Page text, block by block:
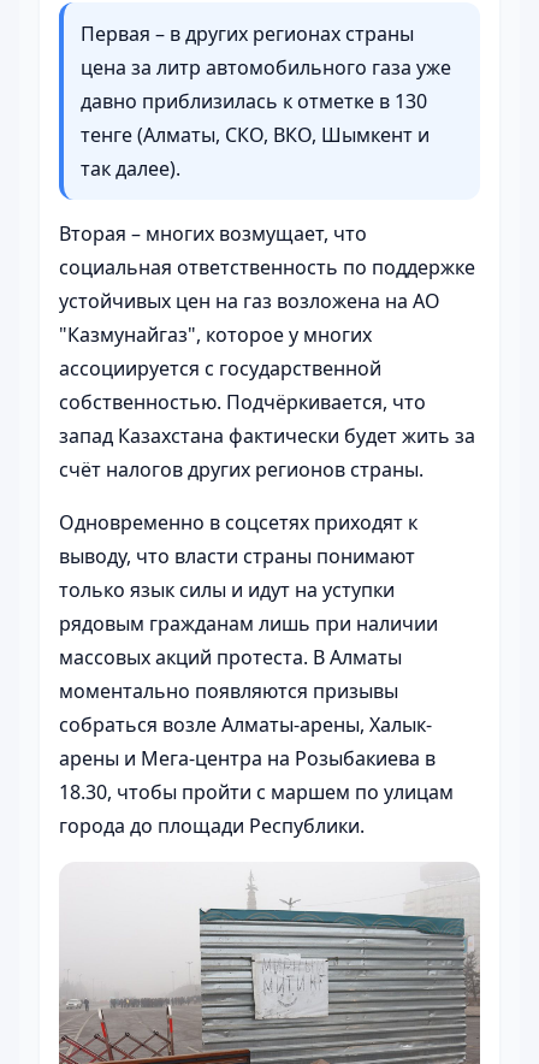
Первая – в других регионах страны
цена за литр автомобильного газа уже
давно приблизилась к отметке в 130
тенге (Алматы, СКО, ВКО, Шымкент и
так далее).
Вторая – многих возмущает, что
социальная ответственность по поддержке
устойчивых цен на газ возложена на АО
"Казмунайгаз", которое у многих
ассоциируется с государственной
собственностью. Подчёркивается, что
запад Казахстана фактически будет жить за
счёт налогов других регионов страны.
Одновременно в соцсетях приходят к
выводу, что власти страны понимают
только язык силы и идут на уступки
рядовым гражданам лишь при наличии
массовых акций протеста. В Алматы
моментально появляются призывы
собраться возле Алматы-арены, Халык-
арены и Мега-центра на Розыбакиева в
18.30, чтобы пройти с маршем по улицам
города до площади Республики.